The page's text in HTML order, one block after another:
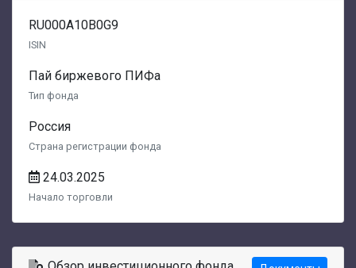
RU000A10B0G9
ISIN
Пай биржевого ПИФа
Тип фонда
Россия
Страна регистрации фонда
24.03.2025
Начало торговли